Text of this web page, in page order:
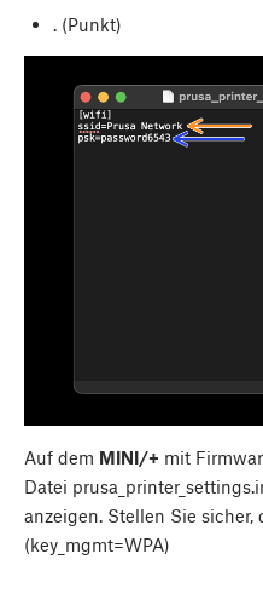
. (Punkt)
Auf dem MINI/+ mit
Datei
anzeigen. Stellen Sie
(key_mgmt=WPA)